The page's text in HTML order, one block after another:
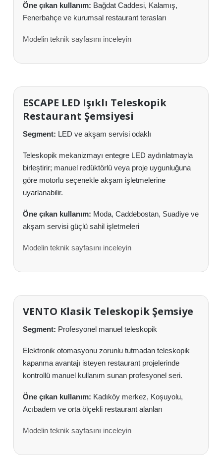
Öne çıkan kullanım: Bağdat Caddesi, Kalamış,
Fenerbahçe ve kurumsal restaurant terasları
Modelin teknik sayfasını inceleyin
ESCAPE LED Işıklı Teleskopik
Restaurant Şemsiyesi
Segment: LED ve akşam servisi odaklı
Teleskopik mekanizmayı entegre LED aydınlatmayla
birleştirir; manuel redüktörlü veya proje uygunluğuna
göre motorlu seçenekle akşam işletmelerine
uyarlanabilir.
Öne çıkan kullanım: Moda, Caddebostan, Suadiye ve
akşam servisi güçlü sahil işletmeleri
Modelin teknik sayfasını inceleyin
VENTO Klasik Teleskopik Şemsiye
Segment: Profesyonel manuel teleskopik
Elektronik otomasyonu zorunlu tutmadan teleskopik
kapanma avantajı isteyen restaurant projelerinde
kontrollü manuel kullanım sunan profesyonel seri.
Öne çıkan kullanım: Kadıköy merkez, Koşuyolu,
Acıbadem ve orta ölçekli restaurant alanları
Modelin teknik sayfasını inceleyin